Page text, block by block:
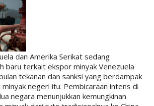
dan Amerika Serikat sedang
baru terkait ekspor minyak Venezuela
tekanan dan sanksi yang berdampak
negeri itu. Pembicaraan intens di
negara menunjukkan kemungkinan